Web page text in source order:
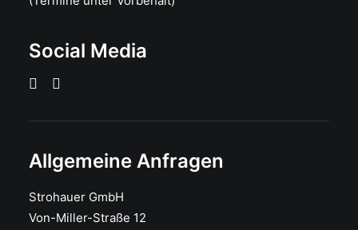
Social Media
Allgemeine Anfragen
Strohauer GmbH
Von-Miller-Straße 12